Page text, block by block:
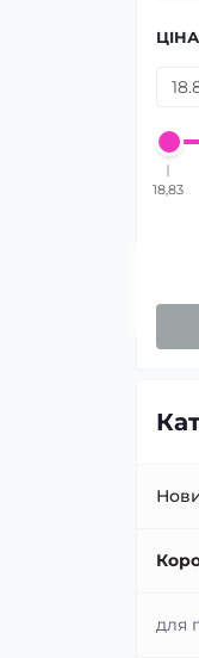
ЦІНА
18,83
для